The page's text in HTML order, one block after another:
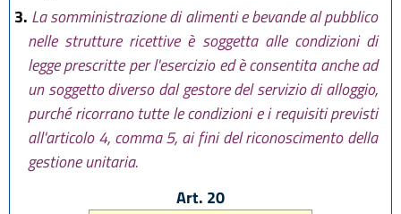
3. La somministrazione di alimenti e bevande al pubblico
nelle strutture ricettive è soggetta alle condizioni di
legge prescritte per l'esercizio ed è consentita anche ad
un soggetto diverso dal gestore del servizio di alloggio,
purché ricorrano tutte le condizioni e i requisiti previsti
all'articolo 4, comma 5, ai fini del riconoscimento della
gestione unitaria.
Art. 20